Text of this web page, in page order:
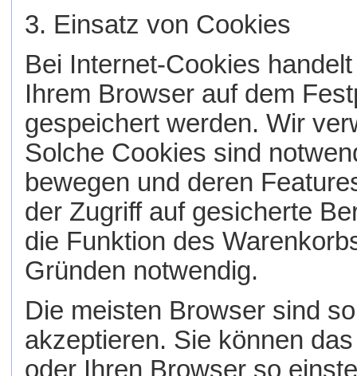
3. Einsatz von Cookies
Bei Internet-Cookies
Ihrem Browser auf dem
gespeichert werden. Wir
Solche Cookies sind
bewegen und deren
der Zugriff auf gesicherte
die Funktion des
Gründen notwendig.
Die meisten Browser sind
akzeptieren. Sie können
oder Ihren Browser so